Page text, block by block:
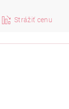
Strážiť cenu